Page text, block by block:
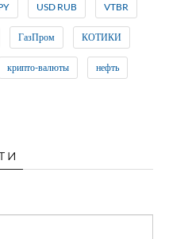
USD RUB VTBR
ГазПром КОТИКИ
крипто-валюты нефть